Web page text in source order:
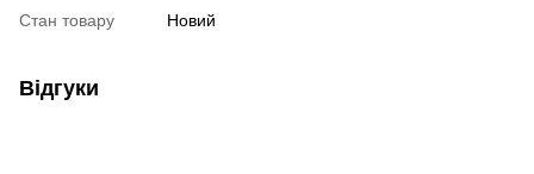
Стан товару Новий
Відгуки